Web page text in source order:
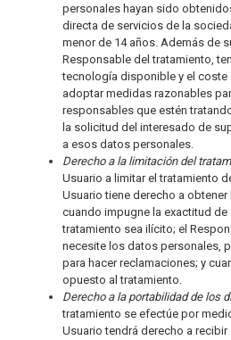
personales hayan sido
directa de servicios de la
menor de 14 años. Además de
Responsable del tratamiento,
tecnología disponible y el coste
adoptar medidas razonables
responsables que estén
la solicitud del interesado de
a esos datos personales.
Derecho a la limitación del
Usuario a limitar el tratamiento
Usuario tiene derecho a
cuando impugne la exactitud de
tratamiento sea ilícito; el
necesite los datos personales,
para hacer reclamaciones; y
opuesto al tratamiento.
Derecho a la portabilidad de los
tratamiento se efectúe por
Usuario tendrá derecho a recibir